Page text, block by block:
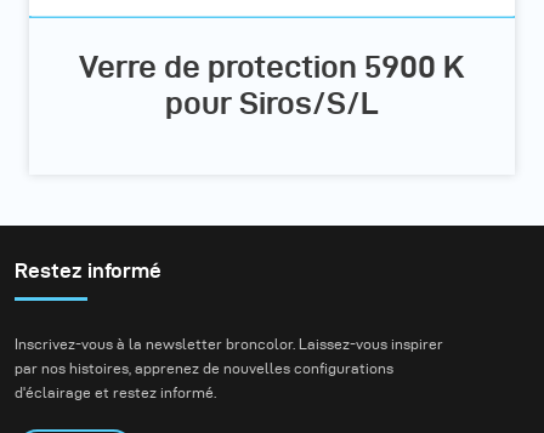
Verre de protection 5900 K
pour Siros/S/L
Restez informé
Inscrivez-vous à la newsletter broncolor. Laissez-vous inspirer
par nos histoires, apprenez de nouvelles configurations
d'éclairage et restez informé.